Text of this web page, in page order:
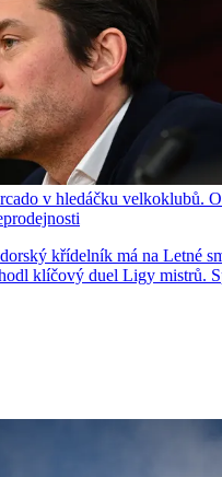
v hledáčku velkoklubů.
křídelník má na Letné
klíčový duel Ligy mistrů.